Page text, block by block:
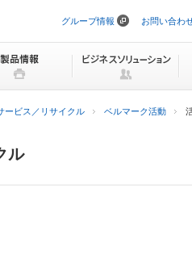
ビ
ョ
を
グループ情報 お問い合わ
ービス／リサイクル ベルマーク活動
ル